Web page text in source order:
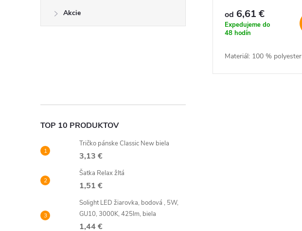
Akcie
TOP 10 PRODUKTOV
Tričko pánske Classic New biela
3,13 €
Šatka Relax žltá
1,51 €
Solight LED žiarovka, bodová , 5W,
GU10, 3000K, 425lm, biela
1,44 €
od 6,61 €
Expedujeme do
48 hodín
Materiál: 100 % polyester